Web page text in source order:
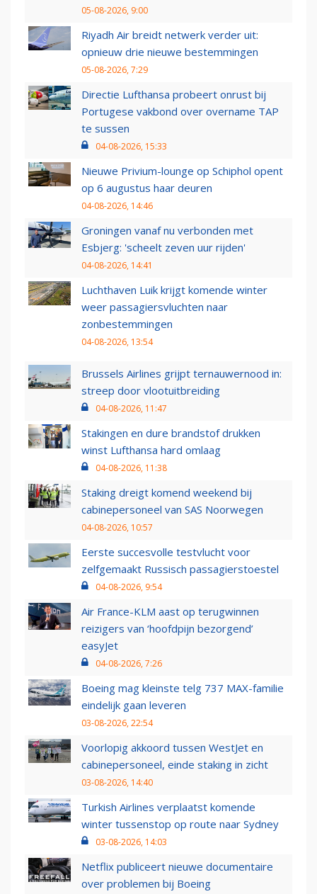
05-08-2026, 9:00
Riyadh Air breidt netwerk verder uit:
opnieuw drie nieuwe bestemmingen
05-08-2026, 7:29
Directie Lufthansa probeert onrust bij
Portugese vakbond over overname TAP
te sussen
04-08-2026, 15:33
Nieuwe Privium-lounge op Schiphol opent
op 6 augustus haar deuren
04-08-2026, 14:46
Groningen vanaf nu verbonden met
Esbjerg: 'scheelt zeven uur rijden'
04-08-2026, 14:41
Luchthaven Luik krijgt komende winter
weer passagiersvluchten naar
zonbestemmingen
04-08-2026, 13:54
Brussels Airlines grijpt ternauwernood in:
streep door vlootuitbreiding
04-08-2026, 11:47
Stakingen en dure brandstof drukken
winst Lufthansa hard omlaag
04-08-2026, 11:38
Staking dreigt komend weekend bij
cabinepersoneel van SAS Noorwegen
04-08-2026, 10:57
Eerste succesvolle testvlucht voor
zelfgemaakt Russisch passagierstoestel
04-08-2026, 9:54
Air France-KLM aast op terugwinnen
reizigers van ‘hoofdpijn bezorgend’
easyJet
04-08-2026, 7:26
Boeing mag kleinste telg 737 MAX-familie
eindelijk gaan leveren
03-08-2026, 22:54
Voorlopig akkoord tussen WestJet en
cabinepersoneel, einde staking in zicht
03-08-2026, 14:40
Turkish Airlines verplaatst komende
winter tussenstop op route naar Sydney
03-08-2026, 14:03
Netflix publiceert nieuwe documentaire
over problemen bij Boeing